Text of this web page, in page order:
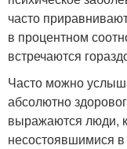
часто
в процентном
встречаются
Часто можно
абсолютно
выражаются люди,
несостоявшимися